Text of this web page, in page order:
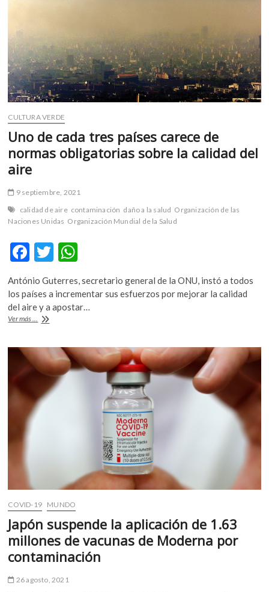
CULTURA VERDE
Uno de cada tres países carece de
normas obligatorias sobre la calidad del
aire
9 septiembre, 2021
calidad de aire contaminación daño a la salud Organización de las
Naciones Unidas Organización Mundial de la Salud
F
ac
e
b
o
o
k
T
w
itt
er
at
s
p
p
António Guterres, secretario general de la ONU, instó a todos
los países a incrementar sus esfuerzos por mejorar la calidad
del aire y a apostar…
Ver más ... Uno
tres
países
carece
normas
obligatorias
COVID-19 MUNDO
Japón suspende la aplicación de 1.63
millones de vacunas de Moderna por
contaminación
26 agosto, 2021